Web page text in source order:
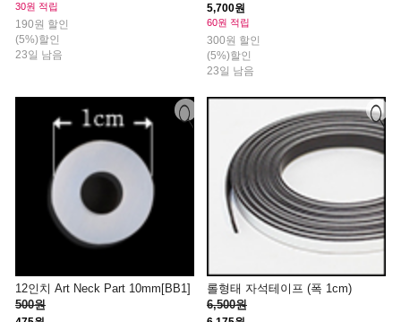
30원 적립
190원 할인
(5%)할인
23일 남음
5,700원
60원 적립
300원 할인
(5%)할인
23일 남음
12인치 Art Neck Part 10mm[BB1]
500원
롤형태 자석테이프 (폭 1cm)
6,500원